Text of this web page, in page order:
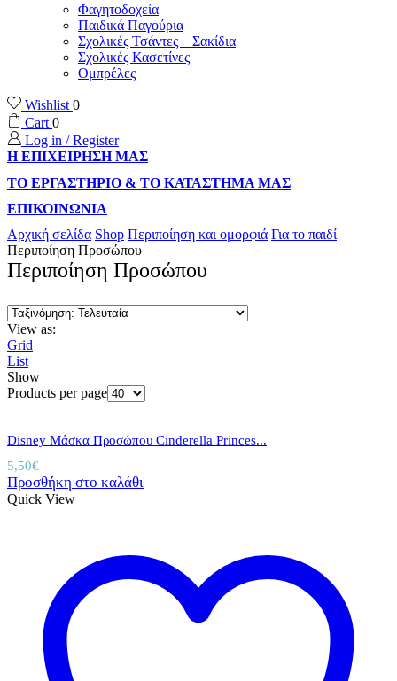
Φαγητοδοχεία
Παιδικά Παγούρια
Σχολικές Τσάντες – Σακίδια
Σχολικές Κασετίνες
Ομπρέλες
Wishlist0
Cart0
Log in / Register
Η ΕΠΙΧΕΙΡΗΣΗ ΜΑΣ
ΤΟ ΕΡΓΑΣΤΗΡΙΟ & ΤΟ ΚΑΤΑΣΤΗΜΑ ΜΑΣ
ΕΠΙΚΟΙΝΩΝΙΑ
Αρχική σελίδα Shop Περιποίηση και ομορφιά Για το παιδί
Περιποίηση Προσώπου
Περιποίηση Προσώπου
View as:
Grid
List
Show
Products per page
Disney Μάσκα Προσώπου Cinderella Princes...
5,50€
Προσθήκη στο καλάθι
Quick View